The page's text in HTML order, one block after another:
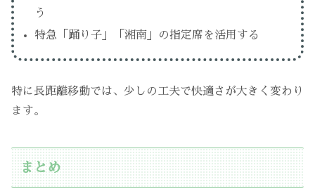
う
特急「踊り子」「湘南」の指定席を活用する
特に長距離移動では、少しの工夫で快適さが大きく変わり
ます。
まとめ